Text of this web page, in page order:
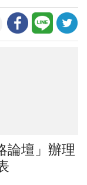
論壇」辦理